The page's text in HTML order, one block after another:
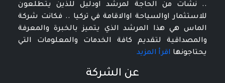
.. نشات من الحاجة لمرشد اودليل للذين يتطلعون
للاستثمار اوالسياحة اوالاقامة في تركيا .. فكانت شركة
الماس هي هذا المرشد الذي يتميز بالخبرة والمعرفة
والمصداقية لتقديم كافة الخدمات والمعلومات التي
يحتاجونها اقرأ المزيد
عن الشركة